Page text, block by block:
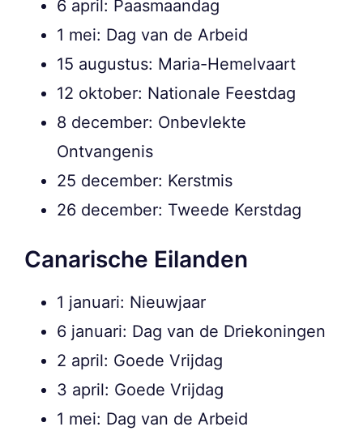
6 april: Paasmaandag
1 mei: Dag van de Arbeid
15 augustus: Maria-Hemelvaart
12 oktober: Nationale Feestdag
8 december: Onbevlekte
Ontvangenis
25 december: Kerstmis
26 december: Tweede Kerstdag
Canarische Eilanden
1 januari: Nieuwjaar
6 januari: Dag van de Driekoningen
2 april: Goede Vrijdag
3 april: Goede Vrijdag
1 mei: Dag van de Arbeid